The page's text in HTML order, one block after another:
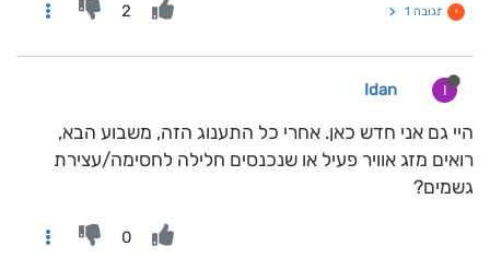
י תגובה 1 2
I
Idan
היי גם אני חדש כאן. אחרי כל התענוג הזה, משבוע הבא,
רואים מזג אוויר פעיל או שנכנסים חלילה לחסימה/עצירת
גשמים?
0